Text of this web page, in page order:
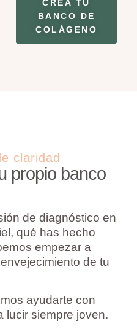
CREA TU
BANCO DE
COLÁGENO
claridad
propio banco
de diagnóstico en
qué has hecho
empezar a
de tu
ayudarte con
lucir siempre joven.